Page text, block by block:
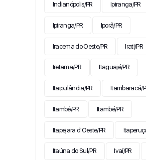
Indianópolis/PR Ipiranga/PR
Ipiranga/PR Iporã/PR
Iracema do Oeste/PR Irati/PR
Iretama/PR Itaguajé/PR
Itaipulândia/PR Itambaracá/
Itambé/PR Itambé/PR
Itapejara d'Oeste/PR
Itaúna do Sul/PR Ivaí/PR